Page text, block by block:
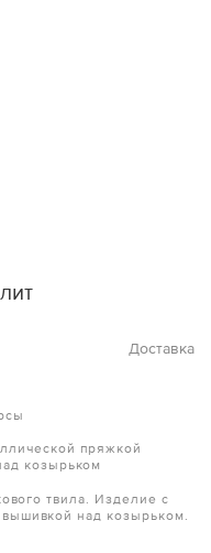
Доставка
пряжкой
козырьком
твила. Изделие с
над козырьком.